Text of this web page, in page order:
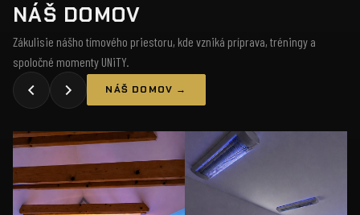
NÁŠ DOMOV
Zákulisie nášho tímového priestoru, kde vzniká príprava, tréningy a
spoločné momenty UNiTY.
NÁŠ DOMOV →